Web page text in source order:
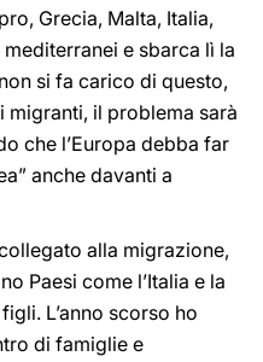
Grecia, Malta, Italia,
e sbarca lì la
si fa carico di questo,
migranti, il problema sarà
che l’Europa debba far
anche davanti a
alla migrazione,
Paesi come l’Italia e la
L’anno scorso ho
di famiglie e